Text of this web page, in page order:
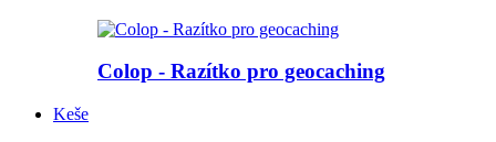
Colop - Razítko pro geocaching
Keše